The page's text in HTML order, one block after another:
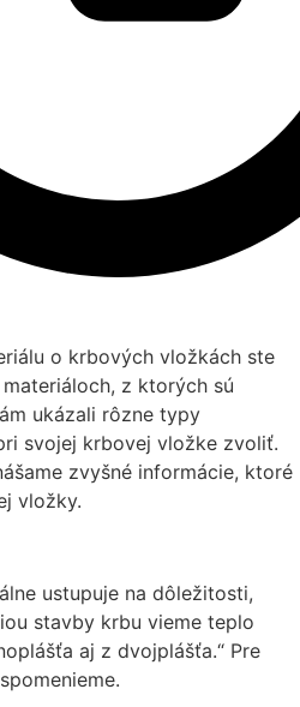
o krbových vložkách ste
z ktorých sú
ukázali rôzne typy
svojej krbovej vložke zvoliť.
zvyšné informácie, ktoré
vložky.
ustupuje na dôležitosti,
stavby krbu vieme teplo
aj z dvojplášťa.“ Pre